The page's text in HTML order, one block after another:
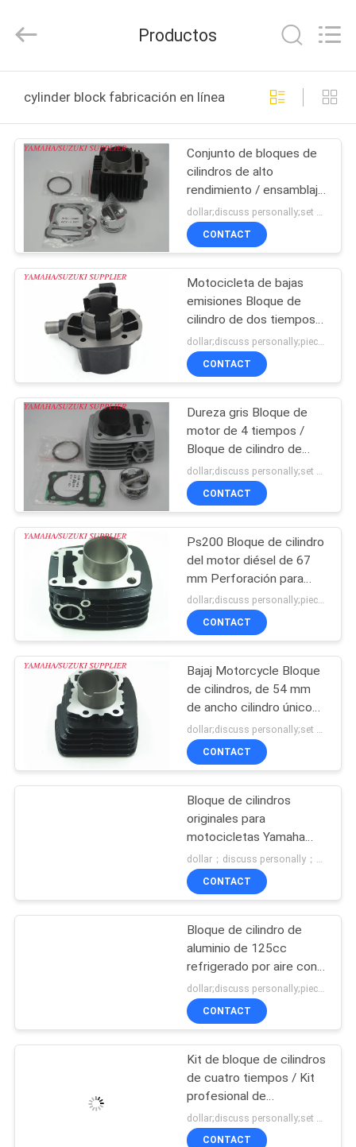
PRODUCTOS
SOBRE
NOSOTROS
VIAJE
FÁBRICA
CONTROL
CALIDAD
ÉNTRENOS
EN
CONTACTO
NOTICIAS
MAPA
PRIVACY
POLICY
Block.,Ltd.
Developed
Productos
cylinder block fabricación en línea
Conjunto de bloques de
cilindros de alto
rendimiento / ensamblaje
de bloques de motores
de motocicletas
dollar;discuss personally;set MOQ:Negociación
CONTACT
Motocicleta de bajas
emisiones Bloque de
cilindro de dos tiempos
39,94 mm Diámetro del
tajo, 54,8 mm Diámetro
externo
CONTACT
Dureza gris Bloque de
motor de 4 tiempos /
Bloque de cilindro de
motor hecho a medida
CONTACT
Ps200 Bloque de cilindro
del motor diésel de 67
mm Perforación para
partes del motor de la
motocicleta Bajaj
dollar;discuss personally;piece MOQ:Negociación
CONTACT
Bajaj Motorcycle Bloque
de cilindros, de 54 mm
de ancho cilindro único
de cuatro tiempos
dollar;discuss personally;set MOQ:Negociación
CONTACT
Bloque de cilindros
originales para
motocicletas Yamaha
110C8 Motor de
vehículos con viga curva
CONTACT
Bloque de cilindro de
aluminio de 125cc
refrigerado por aire con
diámetro externo de 58.5
mm
CONTACT
Kit de bloque de cilindros
de cuatro tiempos / Kit
profesional de
reparación de cilindros
fuertes
CONTACT